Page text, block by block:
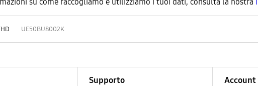
su come raccogliamo e utilizziamo i tuoi dati, consulta la nostra
UE50BU8002K
Supporto Account